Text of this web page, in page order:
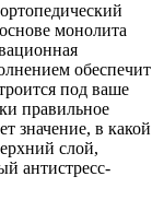
монолита
обеспечит
под ваше
правильное
значение, в какой
слой,
антистресс-